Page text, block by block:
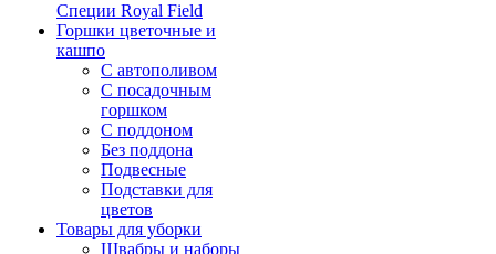
Специи Royal Field
Горшки цветочные и
кашпо
С автополивом
С посадочным
горшком
С поддоном
Без поддона
Подвесные
Подставки для
цветов
Товары для уборки
Швабры и наборы